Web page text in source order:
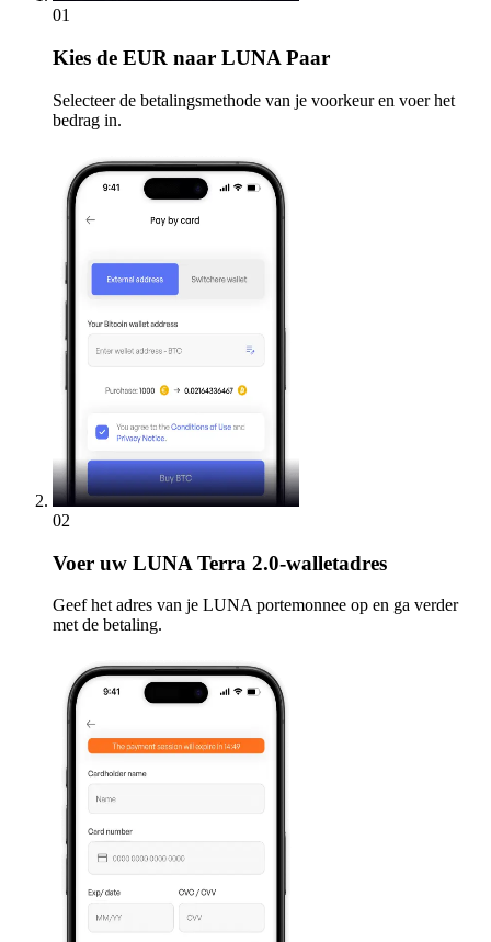
01
Kies de EUR naar LUNA Paar
Selecteer de betalingsmethode van je voorkeur en voer het
bedrag in.
02
Voer uw LUNA Terra 2.0-walletadres
Geef het adres van je LUNA portemonnee op en ga verder
met de betaling.